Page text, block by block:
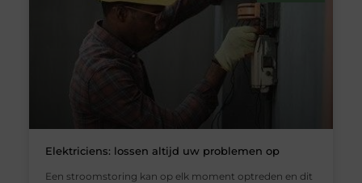
Elektriciens: lossen altijd uw problemen op
Een stroomstoring kan op elk moment optreden en dit